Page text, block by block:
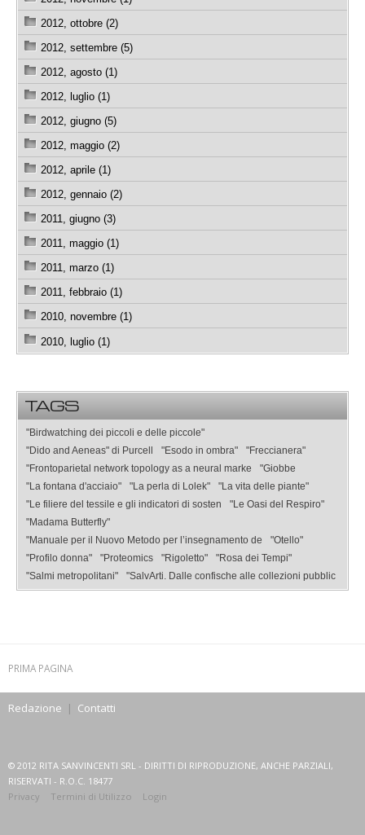
2012, ottobre (2)
2012, settembre (5)
2012, agosto (1)
2012, luglio (1)
2012, giugno (5)
2012, maggio (2)
2012, aprile (1)
2012, gennaio (2)
2011, giugno (3)
2011, maggio (1)
2011, marzo (1)
2011, febbraio (1)
2010, novembre (1)
2010, luglio (1)
TAGS
"Birdwatching dei piccoli e delle piccole"
"Dido and Aeneas" di Purcell
"Esodo in ombra"
"Freccianera"
"Frontoparietal network topology as a neural marke
"Giobbe
"La fontana d'acciaio"
"La perla di Lolek"
"La vita delle piante"
"Le filiere del tessile e gli indicatori di sosten
"Le Oasi del Respiro"
"Madama Butterfly"
"Manuale per il Nuovo Metodo per l’insegnamento de
"Otello"
"Profilo donna"
"Proteomics "Rigoletto"
"Rosa dei Tempi"
"Salmi metropolitani"
"SalvArti. Dalle confische alle collezioni pubblic
PRIMA PAGINA
Redazione | Contatti
© 2012 RITA SANVINCENTI SRL - DIRITTI DI RIPRODUZIONE, ANCHE PARZIALI,
RISERVATI - R.O.C. 18477
Privacy
Termini di Utilizzo Login